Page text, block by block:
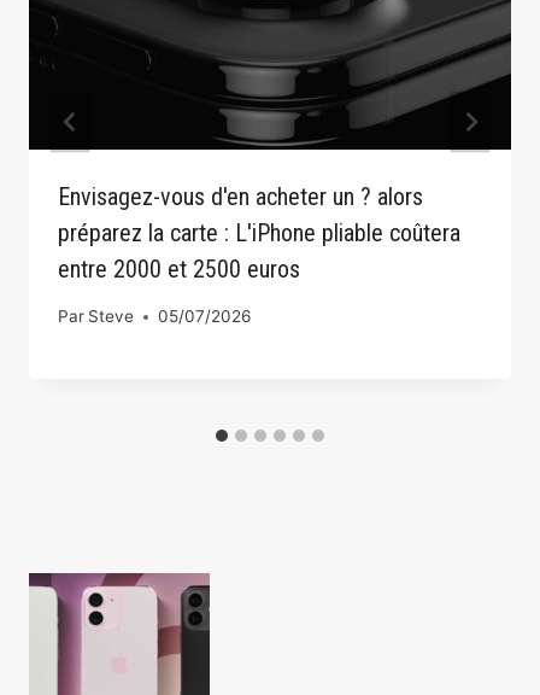
Envisagez-vous d'en acheter un ? alors
préparez la carte : L'iPhone pliable coûtera
entre 2000 et 2500 euros
Par Steve 05/07/2026